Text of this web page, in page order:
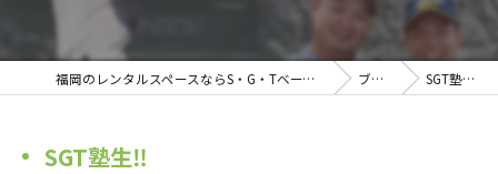
福岡のレンタルスペースならS・G・Tベースラボール ブログ SGT塾生‼️
SGT塾生‼️